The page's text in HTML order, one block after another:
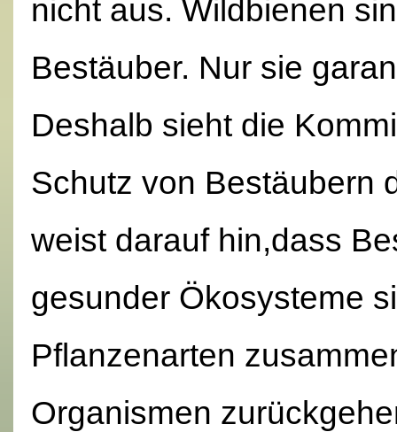
nicht aus. Wildbienen
Bestäuber. Nur sie
Deshalb sieht die
Schutz von Bestäubern
weist darauf hin,dass
gesunder Ökosysteme
Pflanzenarten
Organismen